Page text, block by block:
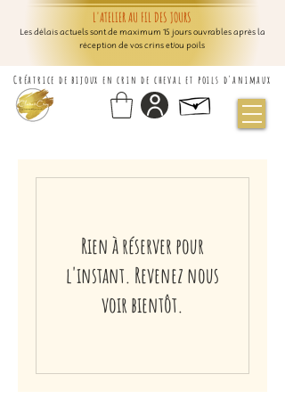
L'ATELIER AU FIL DES JOURS
Les délais actuels sont de maximum 15 jours ouvrables après la
réception de vos crins et/ou poils
Créatrice de bijoux en crin de cheval et poils d'animaux
Rien à réserver pour
l'instant. Revenez nous
voir bientôt.